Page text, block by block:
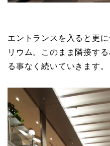
エントランスを入ると更
リウム。このまま隣接す
る事なく続いていきます。